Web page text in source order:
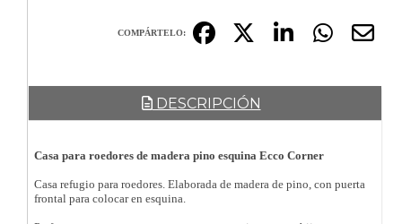
COMPÁRTELO:
DESCRIPCIÓN
Casa para roedores de madera pino esquina Ecco Corner
Casa refugio para roedores. Elaborada de madera de pino, con puerta
frontal para colocar en esquina.